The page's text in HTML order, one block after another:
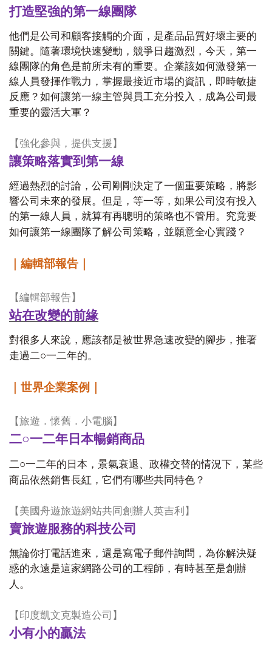
打造堅強的第一線團隊
他們是公司和顧客接觸的介面，是產品品質好壞主要的
關鍵。隨著環境快速變動，競爭日趨激烈，今天，第一
線團隊的角色是前所未有的重要。企業該如何激發第一
線人員發揮作戰力，掌握最接近市場的資訊，即時敏捷
反應？如何讓第一線主管與員工充分投入，成為公司最
重要的靈活大軍？
【強化參與，提供支援】
讓策略落實到第一線
經過熱烈的討論，公司剛剛決定了一個重要策略，將影
響公司未來的發展。但是，等一等，如果公司沒有投入
的第一線人員，就算有再聰明的策略也不管用。究竟要
如何讓第一線團隊了解公司策略，並願意全心實踐？
｜編輯部報告｜
【編輯部報告】
站在改變的前緣
對很多人來說，應該都是被世界急速改變的腳步，推著
走過二○一二年的。
｜世界企業案例｜
【旅遊．懷舊．小電腦】
二○一二年日本暢銷商品
二○一二年的日本，景氣衰退、政權交替的情況下，某些
商品依然銷售長紅，它們有哪些共同特色？
【美國舟遊旅遊網站共同創辦人英吉利】
賣旅遊服務的科技公司
無論你打電話進來，還是寫電子郵件詢問，為你解決疑
惑的永遠是這家網路公司的工程師，有時甚至是創辦
人。
【印度凱文克製造公司】
小有小的贏法